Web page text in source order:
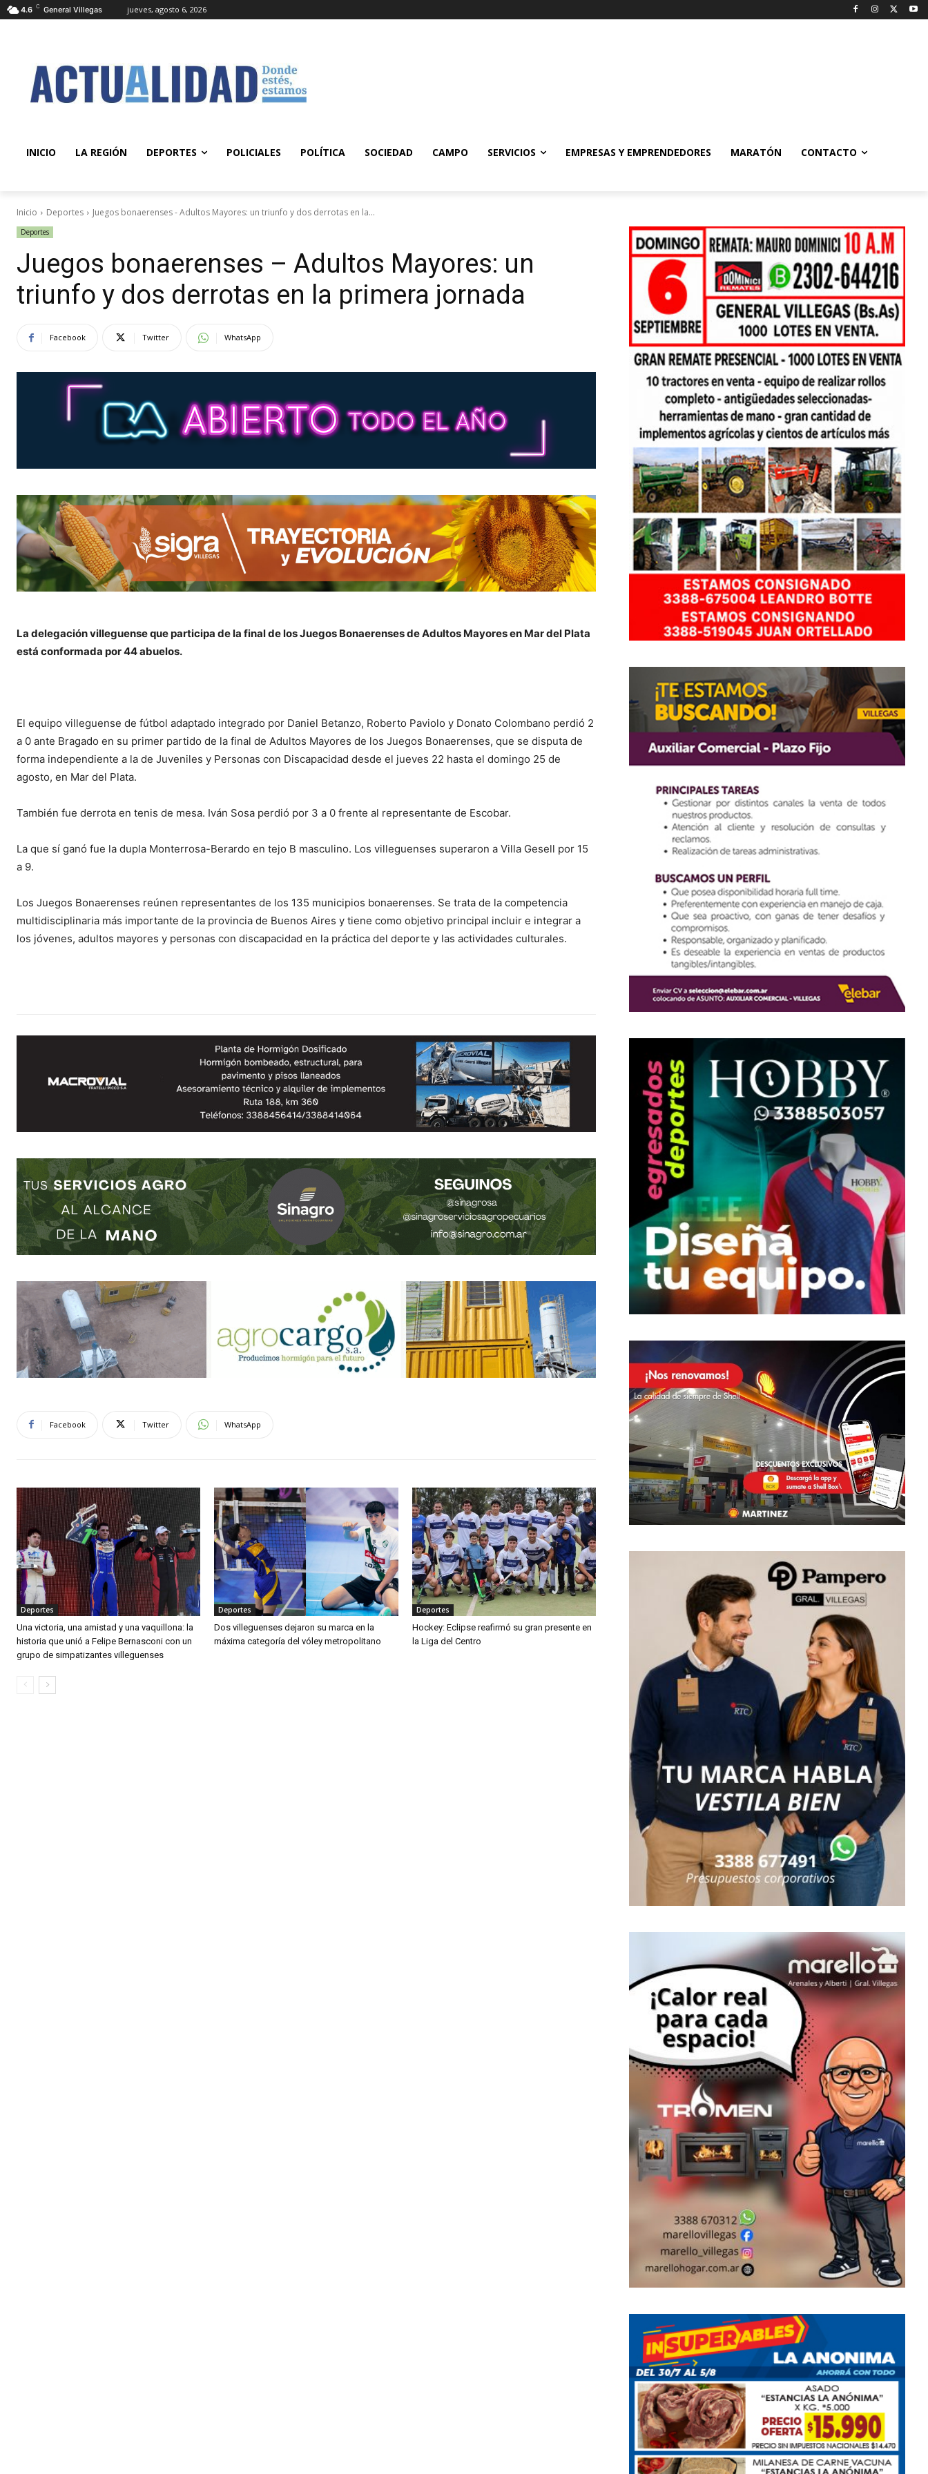
4.6 C General Villegas jueves, agosto 6, 2026
INICIO LA REGIÓN DEPORTES POLICIALES POLÍTICA SOCIEDAD CAMPO SERVICIOS EMPRESAS Y EMPRENDEDORES MARATÓN CONTACTO
Inicio Deportes Juegos bonaerenses - Adultos Mayores: un triunfo y dos derrotas en la...
Deportes
Juegos bonaerenses – Adultos Mayores: un
triunfo y dos derrotas en la primera jornada
Facebook Twitter WhatsApp
La delegación villeguense que participa de la final de los Juegos Bonaerenses de Adultos Mayores en Mar del Plata
está conformada por 44 abuelos.
El equipo villeguense de fútbol adaptado integrado por Daniel Betanzo, Roberto Paviolo y Donato Colombano perdió 2
a 0 ante Bragado en su primer partido de la final de Adultos Mayores de los Juegos Bonaerenses, que se disputa de
forma independiente a la de Juveniles y Personas con Discapacidad desde el jueves 22 hasta el domingo 25 de
agosto, en Mar del Plata.
También fue derrota en tenis de mesa. Iván Sosa perdió por 3 a 0 frente al representante de Escobar.
La que sí ganó fue la dupla Monterrosa-Berardo en tejo B masculino. Los villeguenses superaron a Villa Gesell por 15
a 9.
Los Juegos Bonaerenses reúnen representantes de los 135 municipios bonaerenses. Se trata de la competencia
multidisciplinaria más importante de la provincia de Buenos Aires y tiene como objetivo principal incluir e integrar a
los jóvenes, adultos mayores y personas con discapacidad en la práctica del deporte y las actividades culturales.
Facebook Twitter WhatsApp
Deportes
Una victoria, una amistad y una vaquillona: la
historia que unió a Felipe Bernasconi con un
grupo de simpatizantes villeguenses
Deportes
Dos villeguenses dejaron su marca en la
máxima categoría del vóley metropolitano
Deportes
Hockey: Eclipse reafirmó su gran presente en
la Liga del Centro